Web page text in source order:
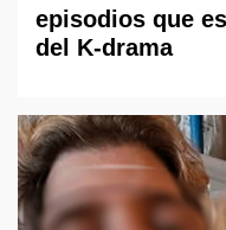
episodios que
del K-drama